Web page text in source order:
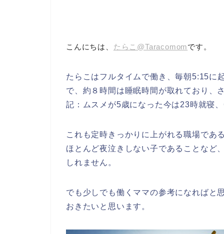
こんにちは、 たらこ@Taracomomです。
たらこはフルタイムで働き、毎朝5:15に
で、約８時間は睡眠時間が取れており
記：ムスメが5歳になった今は23時就寝
これも定時きっかりに上がれる職場であ
ほとんど夜泣きしない子であることなど
しれません。
でも少しでも働くママの参考になればと
おきたいと思います。